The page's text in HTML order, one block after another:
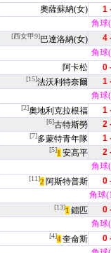
奧薩蘇納(女)
1
角球
[西女甲9]巴達洛納(女)
4
角球
阿卡松
0
[15]法沃利特奈爾
1
角球
[2]奧地利克拉根福
1
[6]古特斯勞
2
[7]多蒙特青年隊
1
[5]1 安高平
2
角球
[11]2 阿斯特普斯
0
角球
[13]1 鐳匹
0
角球
[4]4奎侖斯
0